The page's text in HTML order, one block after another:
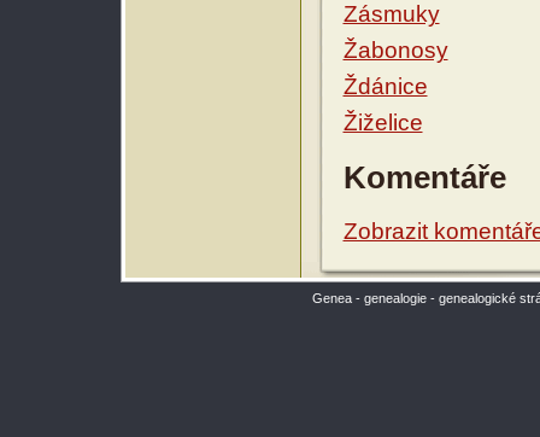
Zásmuky
Žabonosy
Ždánice
Žiželice
Komentáře
Zobrazit
Genea - genealogie - genealogické